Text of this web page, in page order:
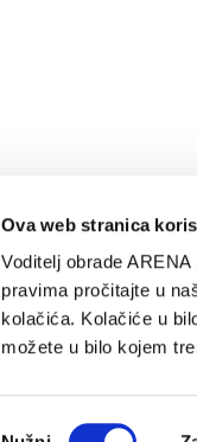
Ova web stranica
Voditelj obrade
pravima pročitajte u
kolačića. Kolačiće u
možete u bilo kojem
NAJNOVIJE